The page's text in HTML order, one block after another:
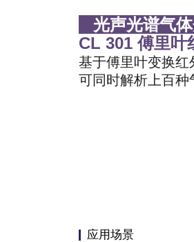
光声光谱气
CL 301 傅里叶
基于傅里叶变换红
可同时解析上百种
应用场景